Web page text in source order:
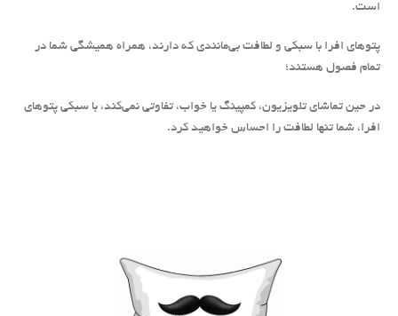
است.
پتوهای افرا با سبکی و لطافت بی‌مانندی که دارند، همراه همیشگی شما در
تمام فصول هستند؛
در حین تماشای تلویزیون، کمپینگ یا خواب، تفاوتی نمی‌کند، با سبکی پتوهای
افرا، شما تنها لطافت را احساس خواهید کرد.